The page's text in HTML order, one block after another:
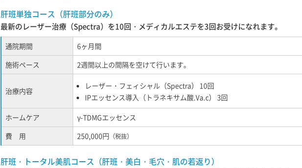
肝班単独コース（肝班部分のみ）
最新のレーザー治療（Spectra）を10回・メディカルエステを3回お受けになれます。
通院期間
6ヶ月間
施術ペース
2週間以上の間隔を空けて行います。
治療内容
レーザー・フェィシャル（Spectra） 10回
IPエッセンス導入（トラネキサム酸.Va.c） 3回
ホームケア
γ-TDMGエッセンス
費 用 250,000円 （税抜）
肝班・トータル美肌コース（肝班・美白・毛穴・肌の若返り）